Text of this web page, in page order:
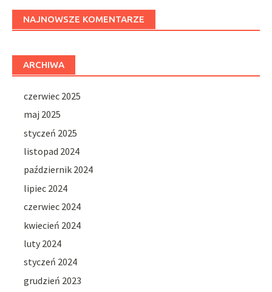
NAJNOWSZE KOMENTARZE
ARCHIWA
czerwiec 2025
maj 2025
styczeń 2025
listopad 2024
październik 2024
lipiec 2024
czerwiec 2024
kwiecień 2024
luty 2024
styczeń 2024
grudzień 2023